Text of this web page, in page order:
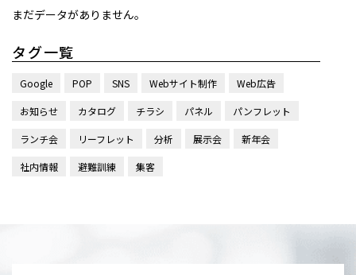
まだデータがありません。
タグ一覧
Google POP SNS Webサイト制作 Web広告
お知らせ カタログ チラシ パネル パンフレット
ランチ会 リーフレット 分析 展示会 新年会
社内情報 避難訓練 集客